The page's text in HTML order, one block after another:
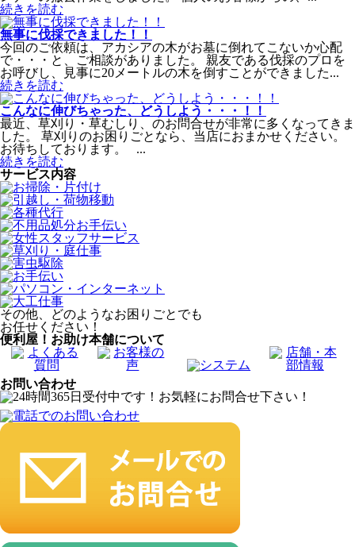
続きを読む
無事に伐採できました！！
今回のご依頼は、アカシアの木がお墓に倒れてこないか心配
で・・・と、ご相談がありました。 親友である伐採のプロを
お呼びし、見事に20メートルの木を倒すことができました...
続きを読む
こんなに伸びちゃった、どうしよう・・・！！
最近、草刈り・草むしり、のお問合せが非常に多くなってきま
した。 草刈りのお困りごとなら、当店におまかせください。
お待ちしております。 ...
続きを読む
サービス内容
その他、どのようなお困りごとでも
お任せください！
便利屋！お助け本舗について
お問い合わせ